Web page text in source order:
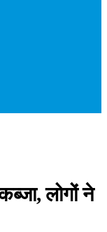
लोगों ने